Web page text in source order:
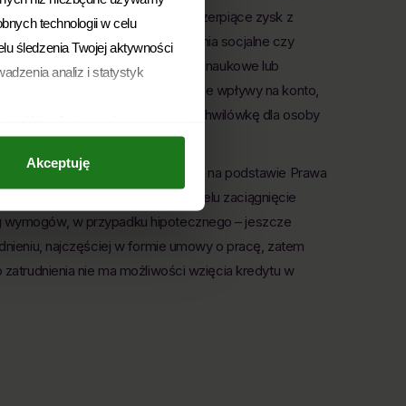
technologii w celu
śledzenia Twojej aktywności
analiz i statystyk
na podstawie zgody
z o.o. z siedzibą w
dowolnym momencie
osobowych, w tym o
Akceptuję
W tej grupie będą osoby czerpiące zysk z
źródłem utrzymania są świadczenia socjalne czy
którzy otrzymują stypendium naukowe lub
wymienieni będą mieć regularne wpływy na konto,
uzyskać szybką pożyczkę lub chwilówkę dla osoby
zaświadczenia o dochodach.
Kredyty przyznawane są na podstawie Prawa
kredytowe. W celu zaciągnięcie
w przypadku hipotecznego – jeszcze
najczęściej w formie umowy o pracę, zatem
nie ma możliwości wzięcia kredytu w